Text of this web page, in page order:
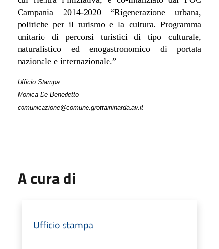
Campania 2014-2020 “Rigenerazione urbana,
politiche per il turismo e la cultura. Programma
unitario di percorsi turistici di tipo culturale,
naturalistico ed enogastronomico di portata
nazionale e internazionale.”
Ufficio Stampa
Monica De Benedetto
comunicazione@comune.grottaminarda.av.it
A cura di
Ufficio stampa